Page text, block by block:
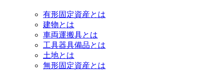
有形固定資産とは
建物とは
車両運搬具とは
工具器具備品とは
土地とは
無形固定資産とは